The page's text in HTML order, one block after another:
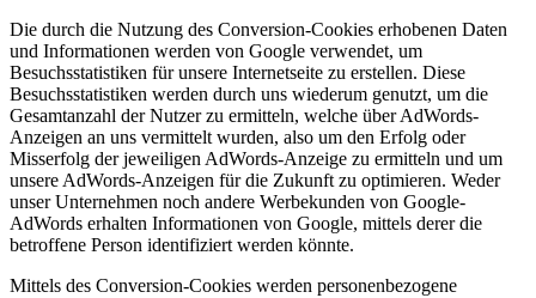
Die durch die Nutzung des Conversion-Cookies erhobenen Daten
und Informationen werden von Google verwendet, um
Besuchsstatistiken für unsere Internetseite zu erstellen. Diese
Besuchsstatistiken werden durch uns wiederum genutzt, um die
Gesamtanzahl der Nutzer zu ermitteln, welche über AdWords-
Anzeigen an uns vermittelt wurden, also um den Erfolg oder
Misserfolg der jeweiligen AdWords-Anzeige zu ermitteln und um
unsere AdWords-Anzeigen für die Zukunft zu optimieren. Weder
unser Unternehmen noch andere Werbekunden von Google-
AdWords erhalten Informationen von Google, mittels derer die
betroffene Person identifiziert werden könnte.
Mittels des Conversion-Cookies werden personenbezogene